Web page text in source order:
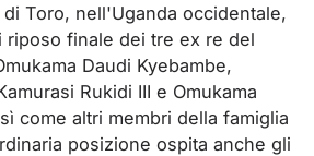
Toro, nell'Uganda occidentale,
riposo finale dei tre ex re del
Daudi Kyebambe,
Rukidi III e Omukama
come altri membri della famiglia
posizione ospita anche gli